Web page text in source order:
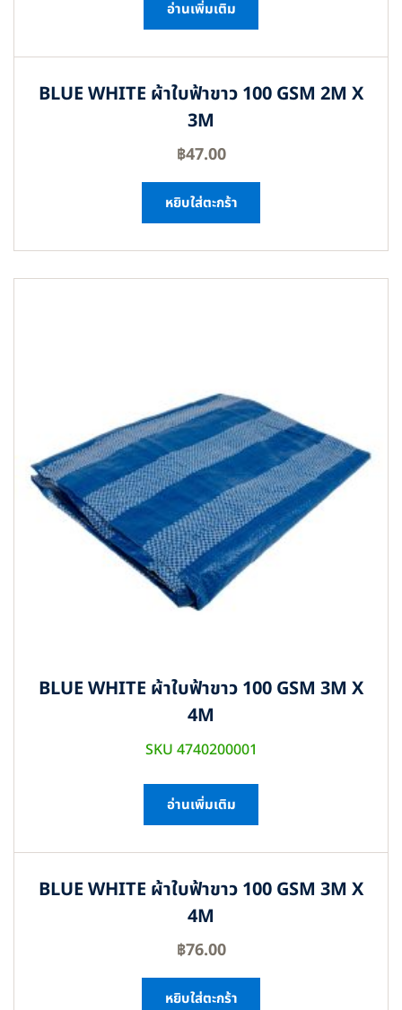
อ่านเพิ่มเติม
BLUE WHITE ผ้าใบฟ้าขาว 100 GSM 2M X
3M
฿47.00
หยิบใส่ตะกร้า
BLUE WHITE ผ้าใบฟ้าขาว 100 GSM 3M X
4M
SKU 4740200001
อ่านเพิ่มเติม
BLUE WHITE ผ้าใบฟ้าขาว 100 GSM 3M X
4M
฿76.00
หยิบใส่ตะกร้า